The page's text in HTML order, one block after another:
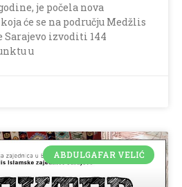
je počela nova
će se na području Medžlis
izvoditi 144
u
ABDULGAFAR VELIĆ